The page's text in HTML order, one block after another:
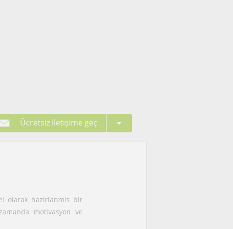
Ücretsiz iletişime geç
olarak hazirlanmis bir
motivasyon ve